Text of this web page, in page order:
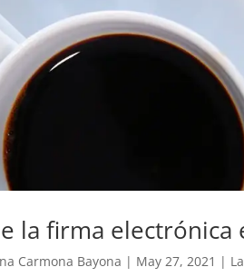
la firma
Carmona Bayona | May 27, 2021 |